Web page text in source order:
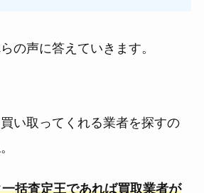
の声に答えていきます。
い取ってくれる業者を探すの
括査定王であれば買取業者が